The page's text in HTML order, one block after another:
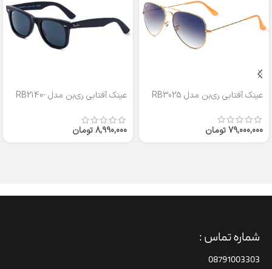
عینک آفتابی ری‌بن مدل RB3025
79,000,000تومان
عینک آفتابی ری‌بن مدل RB2140-
8,990,000تومان
شماره تماس :
08791003303